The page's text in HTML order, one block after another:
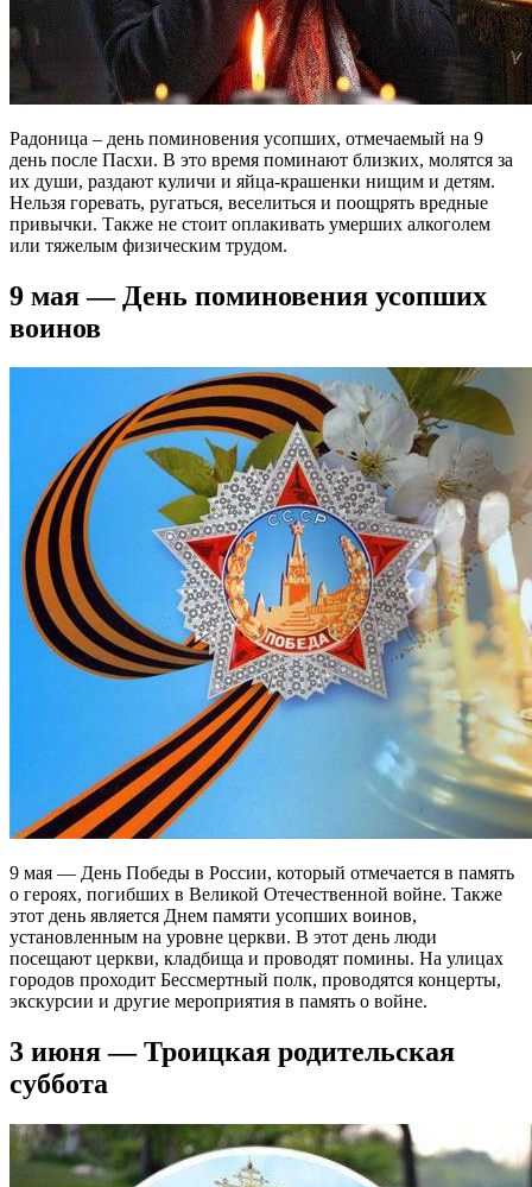
Радоница – день поминовения усопших, отмечаемый на 9
день после Пасхи. В это время поминают близких, молятся за
их души, раздают куличи и яйца-крашенки нищим и детям.
Нельзя горевать, ругаться, веселиться и поощрять вредные
привычки. Также не стоит оплакивать умерших алкоголем
или тяжелым физическим трудом.
9 мая — День поминовения усопших
воинов
9 мая — День Победы в России, который отмечается в память
о героях, погибших в Великой Отечественной войне. Также
этот день является Днем памяти усопших воинов,
установленным на уровне церкви. В этот день люди
посещают церкви, кладбища и проводят помины. На улицах
городов проходит Бессмертный полк, проводятся концерты,
экскурсии и другие мероприятия в память о войне.
3 июня — Троицкая родительская
суббота